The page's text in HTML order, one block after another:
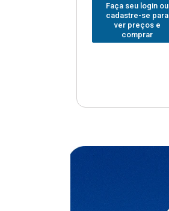
Faça seu login ou
cadastre-se para
ver preços e
comprar